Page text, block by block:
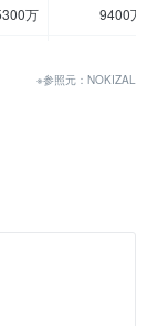
万 9400万
0.9 0.56
※参照元：NOKIZAL